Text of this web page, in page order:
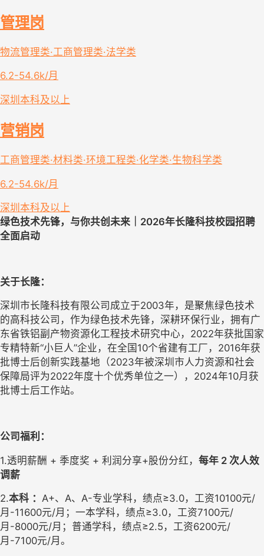
管理岗
物流管理类·工商管理类·法学类
6.2-54.6k/月
深圳 本科及以上
营销岗
工商管理类·材料类·环境工程类·化学类·生物科学类
6.2-54.6k/月
深圳 本科及以上
绿色技术先锋，与你共创未来｜2026年长隆科技校园招聘
全面启动
关于长隆：
深圳市长隆科技有限公司成立于2003年，是聚焦绿色技术
的高科技公司，作为绿色技术先锋，深耕环保行业，拥有广
东省铁铝副产物资源化工程技术研究中心，2022年获批国家
专精特新“小巨人”企业，在全国10个省建有工厂，2016年获
批博士后创新实践基地（2023年被深圳市人力资源和社会
保障局评为2022年度十个优秀单位之一），2024年10月获
批博士后工作站。
公司福利：
1.透明薪酬 + 季度奖 + 利润分享+股份分红， 每年 2 次人效
调薪
2.本科 ： A+、A、A-专业学科，绩点≥3.0，工资10100元/
月-11600元/月；一本学科，绩点≥3.0，工资7100元/
月-8000元/月；普通学科，绩点≥2.5，工资6200元/
月-7100元/月。